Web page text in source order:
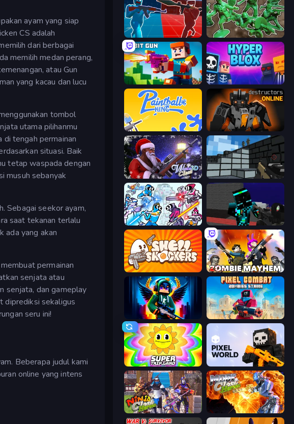
ayam yang siap
CS adalah
dari berbagai
memilih medan perang,
atau Gun
yang kacau dan lucu
tombol
utama pilihanmu
tengah permainan
situasi. Baik
tetap waspada dengan
musuh sebanyak
Sebagai seekor ayam,
saat tekanan terlalu
ada yang akan
permainan
senjata atau
senjata, dan gameplay
diprediksi sekaligus
seru ini!
Beberapa judul kami
online yang intens
Battle of the Soldiers: Red vs Blue Soldiers - Capture and Control!
Bit Gun.io Hyperblox Shooting
Paintball King Destructors Online
Winter Clash 3D Pixel Gun 3D
Space Wars Battleground Pixel Wars of Hero
Shell Shockers Zombie Mayhem
Pixel Combat: Zombies Strike
SuperTrip.Land Pixel World
Ninja Clash Heroes Moon Clash Heroes